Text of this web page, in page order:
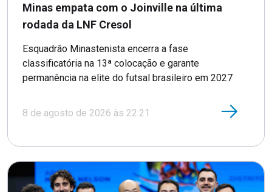
Minas empata com o Joinville na última
rodada da LNF Cresol
Esquadrão Minastenista encerra a fase
classificatória na 13ª colocação e garante
permanência na elite do futsal brasileiro em 2027
8 de agosto de 2026 às 22:21